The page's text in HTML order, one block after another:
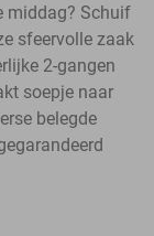
middag? Schuif
sfeervolle zaak
2-gangen
soepje naar
belegde